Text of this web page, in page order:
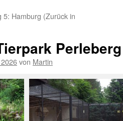
5: Hamburg (Zurück in
Perleberg
von Martin